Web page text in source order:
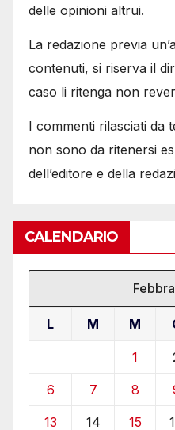
delle opinioni altrui.
La redazione previa
contenuti, si riserva il
caso li ritenga non
I commenti rilasciati da
non sono da ritenersi
dell’editore e della
CALENDARIO
L M M
1
6 7 8
13 14 15